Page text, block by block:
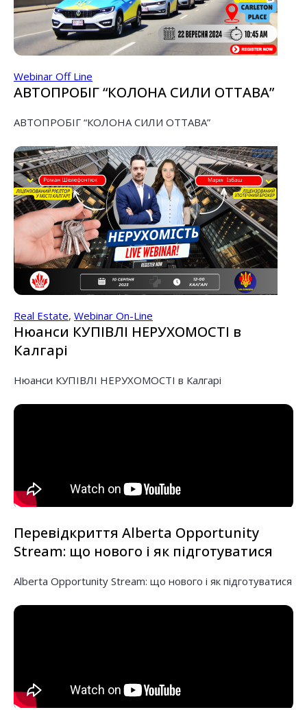
Webinar Off Line
АВТОПРОБІГ “КОЛОНА СИЛИ ОТТАВА”
АВТОПРОБІГ “КОЛОНА СИЛИ ОТТАВА”
Real Estate, Webinar On-Line
Нюанси КУПІВЛІ НЕРУХОМОСТІ в
Калгарі
Нюанси КУПІВЛІ НЕРУХОМОСТІ в Калгарі
Перевідкриття Alberta Opportunity
Stream: що нового і як підготуватися
Alberta Opportunity Stream: що нового і як підготуватися